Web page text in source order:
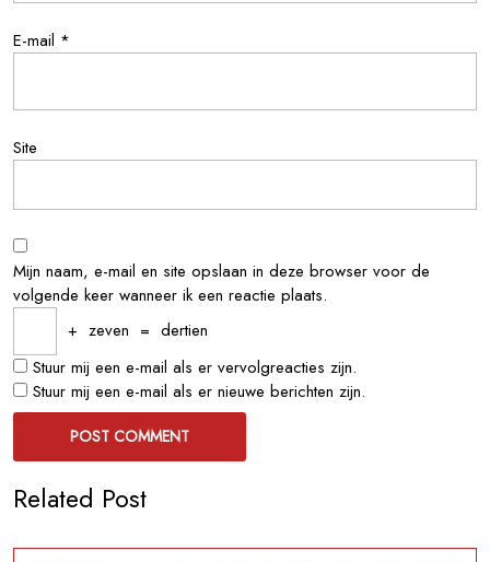
E-mail *
Site
Mijn naam, e-mail en site opslaan in deze browser voor de
volgende keer wanneer ik een reactie plaats.
+ zeven = dertien
Stuur mij een e-mail als er vervolgreacties zijn.
Stuur mij een e-mail als er nieuwe berichten zijn.
Related Post